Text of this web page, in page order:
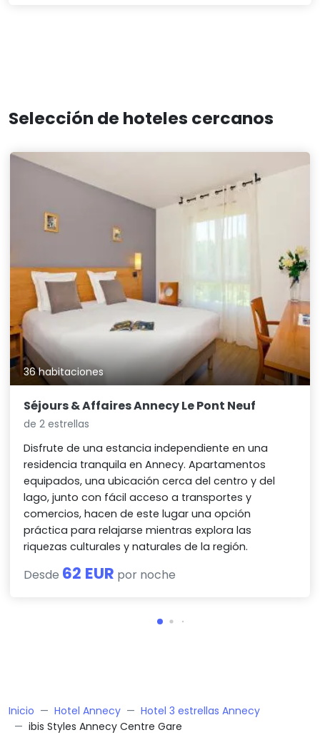
Selección de hoteles cercanos
36 habitaciones
Séjours & Affaires Annecy Le Pont Neuf
de 2 estrellas
Disfrute de una estancia independiente en una
residencia tranquila en Annecy. Apartamentos
equipados, una ubicación cerca del centro y del
lago, junto con fácil acceso a transportes y
comercios, hacen de este lugar una opción
práctica para relajarse mientras explora las
riquezas culturales y naturales de la región.
Desde 62 EUR por noche
Inicio Hotel Annecy
Hotel 3 estrellas Annecy
ibis Styles Annecy Centre Gare